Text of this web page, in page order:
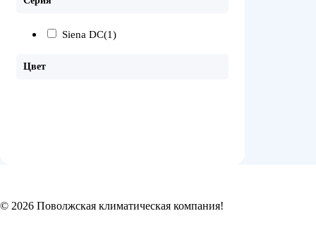
Siena DC(1)
Цвет
© 2026 Поволжская климатическая компания!